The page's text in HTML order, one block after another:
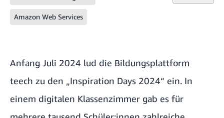
Amazon Web Services
Anfang Juli 2024 lud die Bildungsplattform
teech zu den „Inspiration Days 2024“ ein. In
einem digitalen Klassenzimmer gab es für